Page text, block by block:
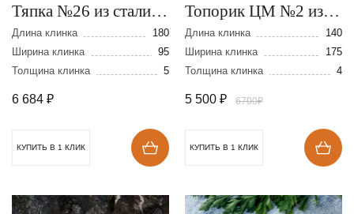
Тяпка №26 из стали
95Х18
Длина клинка
180
Ширина клинка
95
Толщина клинка
5
6 684 ₽
КУПИТЬ В 1 КЛИК
Топорик ЦМ №2 из
стали 95Х18
Длина клинка
140
Ширина клинка
175
Толщина клинка
4
5 500 ₽ 6700₽
КУПИТЬ В 1 КЛИК